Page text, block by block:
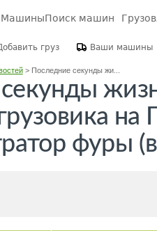
МашиныПоиск машин
груз Ваши машины
> Последние секунды жи...
на
фуры